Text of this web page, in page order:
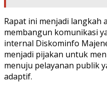
Rapat ini menjadi langkah
membangun komunikasi
internal Diskominfo
menjadi pijakan untuk
menuju pelayanan publik
adaptif.